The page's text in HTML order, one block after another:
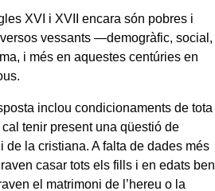
XVI i XVII encara són pobres i
vessants —demogràfic, social,
i més en aquestes centúries en
inclou condicionaments de tota
tenir present una qüestió de
la cristiana. A falta de dades més
casar tots els fills i en edats ben
el matrimoni de l’hereu o la